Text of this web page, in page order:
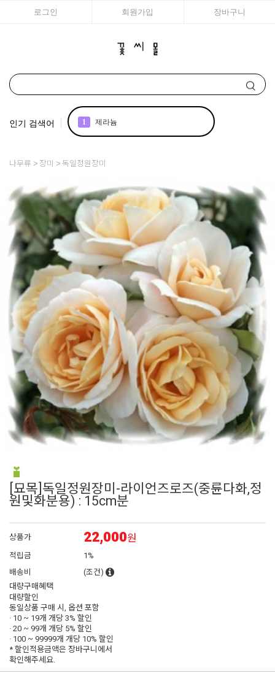
로그인 회원가입 장바구니
인기 검색어 1 제라늄
꽃씨
6 장미
7 리갈 제라늄
접시꽃
9 딸기
10 숙근
나무류 장미 독일정원장미
[묘목]독일정원장미-라이언즈로즈(중륜다화,정
원및화분용) : 15cm분
상품가 22,000원
적립금
1%
배송비
(조건)
대량구매혜택
대량할인
동일상품 구매 시, 옵션 포함
· 10 ~ 19개 개당3% 할인
· 20 ~ 99개 개당 5% 할인
· 100 ~ 99999개 개당 10% 할인
* 할인적용금액은 장바구니에서
확인해주세요.